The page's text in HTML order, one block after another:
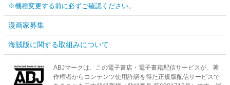
※機種変更する前に必ずご確認ください。
漫画家募集
海賊版に関する取組みについて
ABJマークは、この電子書店・電子書籍配信サービスが、著
作権者からコンテンツ使用許諾を得た正規版配信サービスで